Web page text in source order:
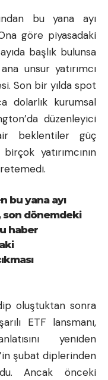
bu yana ayı
göre piyasadaki
başlık bulunsa
unsur yatırımcı
Son bir yılda spot
dolarlık kurumsal
düzenleyici
beklentiler güç
yatırımcının
bu yana ayı
son dönemdeki
haber
oluştuktan sonra
ETF lansmanı,
yeniden
şubat diplerinden
Ancak önceki